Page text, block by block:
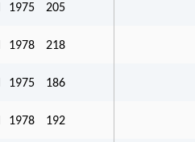
1975 205
1978 218
1975 186
1978 192